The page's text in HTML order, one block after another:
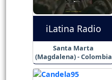
iLatina Radio
Santa Marta
(Magdalena) - Colombia